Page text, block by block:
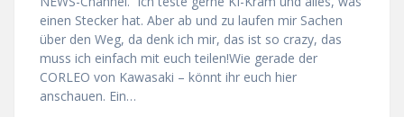
einen Stecker hat. Aber ab und zu laufen mir Sachen
über den Weg, da denk ich mir, das ist so crazy, das
muss ich einfach mit euch teilen!Wie gerade der
CORLEO von Kawasaki – könnt ihr euch hier
anschauen. Ein…